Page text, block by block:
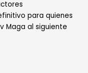
para quienes
Maga al siguiente